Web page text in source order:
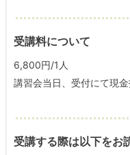
受講料について
6,800円/1人
講習会当日、受付にて現
受講する際は以下をお